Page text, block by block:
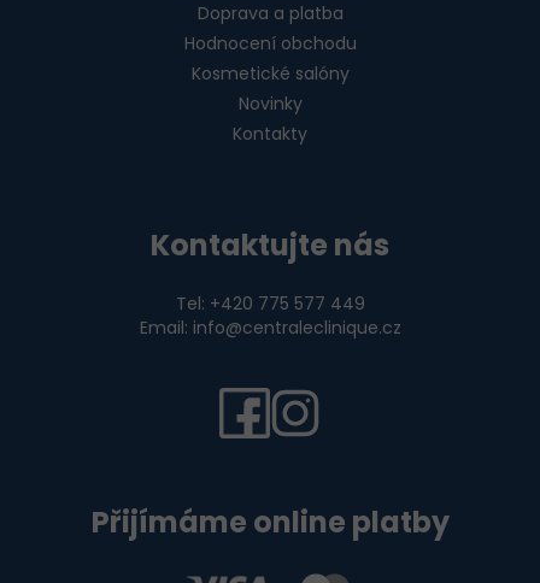
Doprava a platba
Hodnocení obchodu
Kosmetické salóny
Novinky
Kontakty
Kontaktujte nás
Tel: +420 775 577 449
Email: info@centraleclinique.cz
Přijímáme online platby